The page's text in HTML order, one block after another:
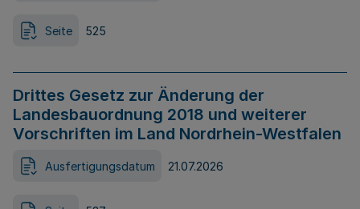
Seite 525
Drittes Gesetz zur Änderung der
Landesbauordnung 2018 und weiterer
Vorschriften im Land Nordrhein-Westfalen
Ausfertigungsdatum 21.07.2026